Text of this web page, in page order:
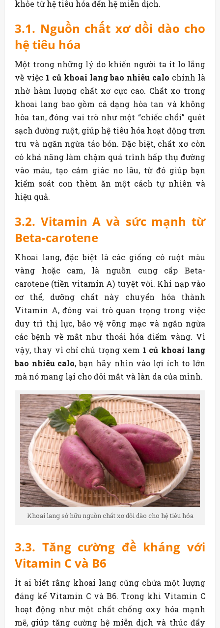
khỏe từ hệ tiêu hóa đến hệ miễn dịch.
3.1. Nguồn chất xơ dồi dào cho
hệ tiêu hóa
Một trong những lý do khiến người ta ít lo lắng
về việc 1 củ khoai lang bao nhiêu calo chính là
nhờ hàm lượng chất xơ cực cao. Chất xơ trong
khoai lang bao gồm cả dạng hòa tan và không
hòa tan, đóng vai trò như một “chiếc chổi” quét
sạch đường ruột, giúp hệ tiêu hóa hoạt động trơn
tru và ngăn ngừa táo bón. Đặc biệt, chất xơ còn
có khả năng làm chậm quá trình hấp thụ đường
vào máu, tạo cảm giác no lâu, từ đó giúp bạn
kiểm soát cơn thèm ăn một cách tự nhiên và
hiệu quả.
3.2. Vitamin A và sức mạnh từ
Beta-carotene
Khoai lang, đặc biệt là các giống có ruột màu
vàng hoặc cam, là nguồn cung cấp Beta-
carotene (tiền vitamin A) tuyệt vời. Khi nạp vào
cơ thể, dưỡng chất này chuyển hóa thành
Vitamin A, đóng vai trò quan trọng trong việc
duy trì thị lực, bảo vệ võng mạc và ngăn ngừa
các bệnh về mắt như thoái hóa điểm vàng. Vì
vậy, thay vì chỉ chú trọng xem 1 củ khoai lang
bao nhiêu calo, bạn hãy nhìn vào lợi ích to lớn
mà nó mang lại cho đôi mắt và làn da của mình.
Khoai lang sở hữu nguồn chất xơ dồi dào cho hệ tiêu hóa
3.3. Tăng cường đề kháng với
Vitamin C và B6
Ít ai biết rằng khoai lang cũng chứa một lượng
đáng kể Vitamin C và B6. Trong khi Vitamin C
hoạt động như một chất chống oxy hóa mạnh
mẽ, giúp tăng cường hệ miễn dịch và thúc đẩy